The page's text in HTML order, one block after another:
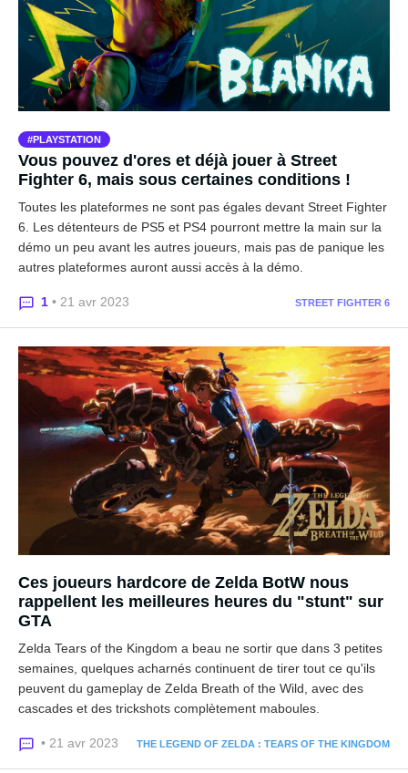
PLAYSTATION
Vous pouvez d'ores et déjà jouer à Street
Fighter 6, mais sous certaines conditions !
Toutes les plateformes ne sont pas égales devant Street Fighter
6. Les détenteurs de PS5 et PS4 pourront mettre la main sur la
démo un peu avant les autres joueurs, mais pas de panique les
autres plateformes auront aussi accès à la démo.
1 • 21 avr 2023 STREET FIGHTER 6
Ces joueurs hardcore de Zelda BotW nous
rappellent les meilleures heures du "stunt" sur
GTA
Zelda Tears of the Kingdom a beau ne sortir que dans 3 petites
semaines, quelques acharnés continuent de tirer tout ce qu'ils
peuvent du gameplay de Zelda Breath of the Wild, avec des
cascades et des trickshots complètement maboules.
• 21 avr 2023 THE LEGEND OF ZELDA : TEARS OF THE KINGDOM